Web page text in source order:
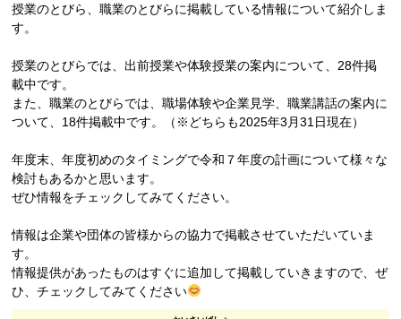
授業のとびら、職業のとびらに掲載している情報について紹介しま
す。
授業のとびらでは、出前授業や体験授業の案内について、28件掲
載中です。
また、職業のとびらでは、職場体験や企業見学、職業講話の案内に
ついて、18件掲載中です。（※どちらも2025年3月31日現在）
年度末、年度初めのタイミングで令和７年度の計画について様々な
検討もあるかと思います。
ぜひ情報をチェックしてみてください。
情報は企業や団体の皆様からの協力で掲載させていただいていま
す。
情報提供があったものはすぐに追加して掲載していきますので、ぜ
ひ、チェックしてみてください